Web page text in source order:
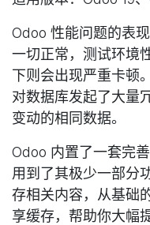
Odoo 性能问题的表
一切正常，测试环境
下则会出现严重卡顿
对数据库发起了大
变动的相同数据。
Odoo 内置了一套完
用到了其极少一部分
存相关内容，从基础
享缓存，帮助你大幅